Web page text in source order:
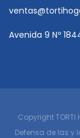
Avenida 9 Nº
Copyright
Defensa de las y